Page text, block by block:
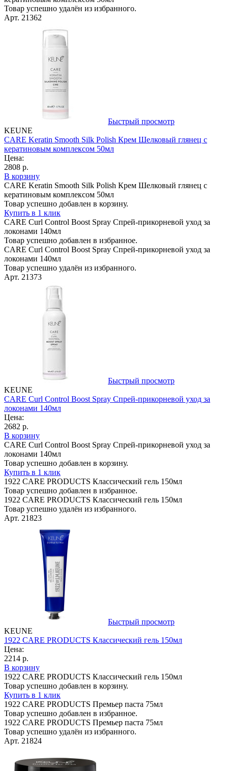
Товар успешно удалён из избранного.
Арт. 21362
Быстрый просмотр
KEUNE
CARE Keratin Smooth Silk Polish Крем Шелковый глянец с
кератиновым комплексом 50мл
Цена:
2808 р.
В корзину
CARE Keratin Smooth Silk Polish Крем Шелковый глянец с
кератиновым комплексом 50мл
Товар успешно добавлен в корзину.
Купить в 1 клик
CARE Curl Control Boost Spray Спрей-прикорневой уход за
локонами 140мл
Товар успешно добавлен в избранное.
CARE Curl Control Boost Spray Спрей-прикорневой уход за
локонами 140мл
Товар успешно удалён из избранного.
Арт. 21373
Быстрый просмотр
KEUNE
CARE Curl Control Boost Spray Спрей-прикорневой уход за
локонами 140мл
Цена:
2682 р.
В корзину
CARE Curl Control Boost Spray Спрей-прикорневой уход за
локонами 140мл
Товар успешно добавлен в корзину.
Купить в 1 клик
1922 CARE PRODUCTS Классический гель 150мл
Товар успешно добавлен в избранное.
1922 CARE PRODUCTS Классический гель 150мл
Товар успешно удалён из избранного.
Арт. 21823
Быстрый просмотр
KEUNE
1922 CARE PRODUCTS Классический гель 150мл
Цена:
2214 р.
В корзину
1922 CARE PRODUCTS Классический гель 150мл
Товар успешно добавлен в корзину.
Купить в 1 клик
1922 CARE PRODUCTS Премьер паста 75мл
Товар успешно добавлен в избранное.
1922 CARE PRODUCTS Премьер паста 75мл
Товар успешно удалён из избранного.
Арт. 21824